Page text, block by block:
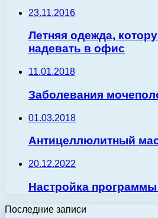
23.11.2016
Летняя одежда,
надевать в офис
11.01.2018
Заболевания
01.03.2018
Антицеллюлитный
20.12.2022
Настройка программы
Последние записи